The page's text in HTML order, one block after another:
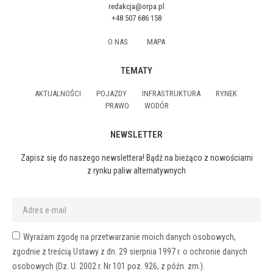
redakcja@orpa.pl
+48 507 686 158
O NAS MAPA
TEMATY
AKTUALNOŚCI POJAZDY INFRASTRUKTURA
RYNEK
PRAWO
WODÓR
NEWSLETTER
Zapisz się do naszego newslettera! Bądź na bieżąco z nowościami
z rynku paliw alternatywnych
Wyrażam zgodę na przetwarzanie moich danych osobowych,
zgodnie z treścią Ustawy z dn. 29 sierpnia 1997 r. o ochronie danych
osobowych (Dz. U. 2002 r. Nr 101 poz. 926, z późn. zm.).